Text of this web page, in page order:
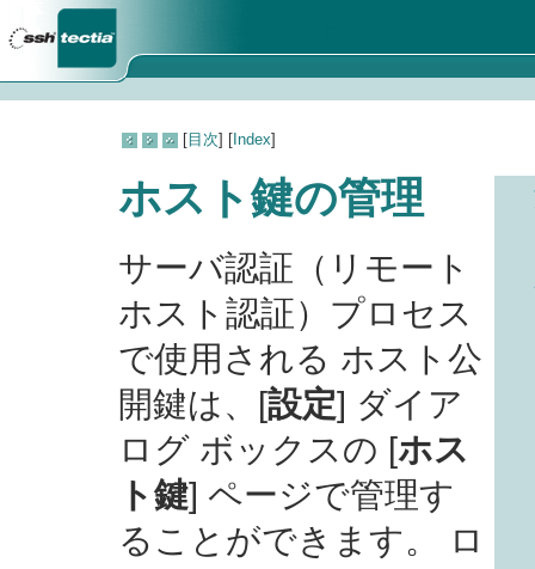
[目次] [ Index]
ホスト鍵の管理
サーバ認証（リモート
ホスト認証）プロセス
で使用される ホスト公
開鍵は、[設定] ダイア
ログ ボックスの [ホス
ト鍵] ページで管理す
ることができます。 ロ